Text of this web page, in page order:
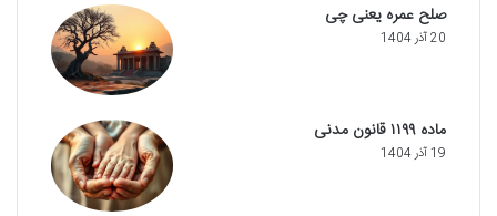
صلح عمره یعنی چی
20 آذر 1404
ماده ۱۱۹۹ قانون مدنی
19 آذر 1404